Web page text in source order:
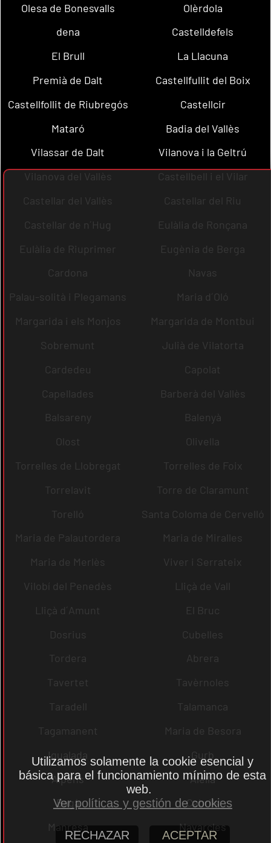
Olesa de Bonesvalls
Olèrdola
dena
Castelldefels
El Brull
La Llacuna
Premià de Dalt
Castellfullit del Boix
Castellfollit de Riubregós
Castellcir
Mataró
Badia del Vallès
Vilassar de Dalt
Vilanova i la Geltrú
Vilanova del Vallès
Castellbell i el Vilar
Castellar del Vallès
Castellar del Riu
Castellar de n´Hug
Eulàlia de Ronçana
Eulàlia de Riuprimer
Eugènia de Berga
Cardona
Navas
Palau-solità i Plegamans
Maria d´Oló
Margarida i els Monjos
Margarida de Montbui
Sobremunt
Julià de Vilatorta
Cardedeu
Capolat
Capellades
Barberà del Vallès
Balsareny
Balenyà
Olost
Olivella
Torrelles de Llobregat
Torrelles de Foix
Torrelavit
Torre de Claramunt
Torelló
Santa Coloma de Cervelló
Maria de Palautordera
Maria de Miralles
Maria de Merlès
Viver i Serrateix
Vilobí del Penedès
Lliçà de Vall
Lliçà d´Amunt
El Bruc
Dosrius
Cubelles
Tordera
Abrera
Tavertet
Tavèrnoles
Taradell
Talamanca
Tagamanent
Maria de Besora
Igualada
Gurb
Alpens
Alella
Bagà
Cabrils
Manresa
Navarcles
Utilizamos solamente la cookie esencial y
básica para el funcionamiento mínimo de esta
web.
Ver políticas y gestión de cookies
RECHAZAR ACEPTAR